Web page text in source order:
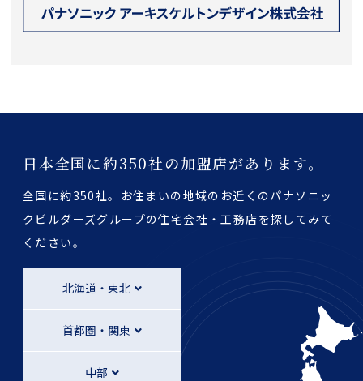
日本全国に約350社の加盟店があります。
全国に約350社。お住まいの地域のお近くのパナソニッ
クビルダーズグループの住宅会社・工務店を探してみて
ください。
北海道・東北
首都圏・関東
中部